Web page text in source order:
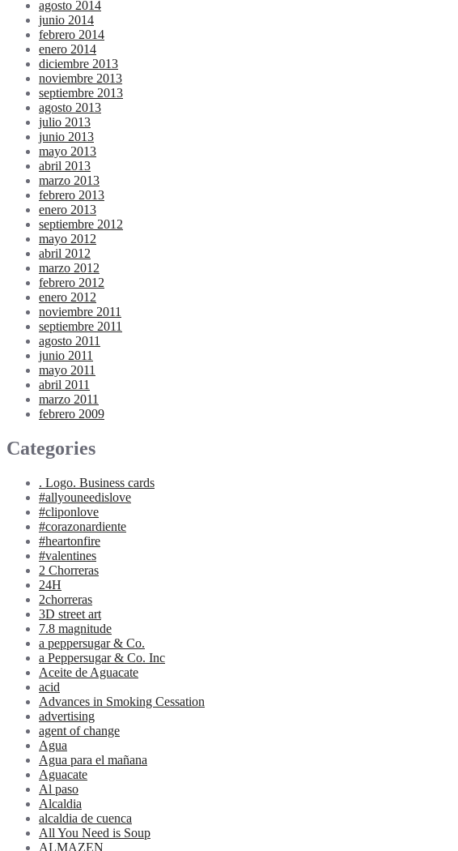
agosto 2014
junio 2014
febrero 2014
enero 2014
diciembre 2013
noviembre 2013
septiembre 2013
agosto 2013
julio 2013
junio 2013
mayo 2013
abril 2013
marzo 2013
febrero 2013
enero 2013
septiembre 2012
mayo 2012
abril 2012
marzo 2012
febrero 2012
enero 2012
noviembre 2011
septiembre 2011
agosto 2011
junio 2011
mayo 2011
abril 2011
marzo 2011
febrero 2009
Categories
. Logo. Business cards
#allyouneedislove
#cliponlove
#corazonardiente
#heartonfire
#valentines
2 Chorreras
24H
2chorreras
3D street art
7.8 magnitude
a peppersugar & Co.
a Peppersugar & Co. Inc
Aceite de Aguacate
acid
Advances in Smoking Cessation
advertising
agent of change
Agua
Agua para el mañana
Aguacate
Al paso
Alcaldia
alcaldia de cuenca
All You Need is Soup
ALMAZEN